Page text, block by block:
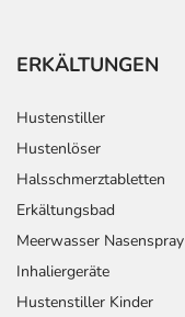
ERKÄLTUNGEN
Hustenstiller
Hustenlöser
Halsschmerztabletten
Erkältungsbad
Meerwasser Nasenspray
Inhaliergeräte
Hustenstiller Kinder